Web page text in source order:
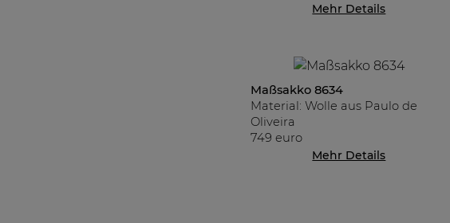
Mehr Details
Maßsakko 8634
Material: Wolle aus Paulo de
Oliveira
749 euro
Mehr Details